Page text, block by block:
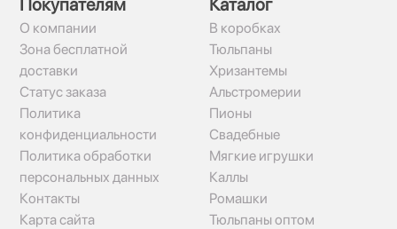
О компании
Зона бесплатной
доставки
Статус заказа
Политика
конфиденциальности
Политика обработки
персональных данных
Контакты
Карта сайта
В коробках
Тюльпаны
Хризантемы
Альстромерии
Пионы
Свадебные
Мягкие игрушки
Каллы
Ромашки
Тюльпаны оптом